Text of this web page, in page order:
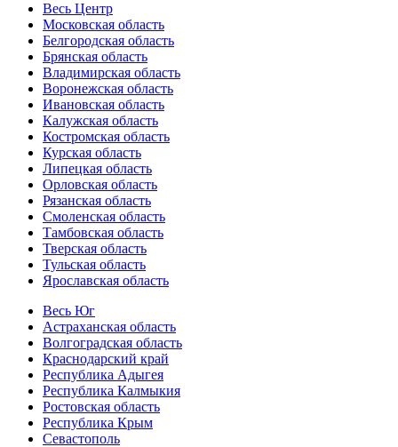
Весь Центр
Московская область
Белгородская область
Брянская область
Владимирская область
Воронежская область
Ивановская область
Калужская область
Костромская область
Курская область
Липецкая область
Орловская область
Рязанская область
Смоленская область
Тамбовская область
Тверская область
Тульская область
Ярославская область
Весь Юг
Астраханская область
Волгоградская область
Краснодарский край
Республика Адыгея
Республика Калмыкия
Ростовская область
Республика Крым
Севастополь